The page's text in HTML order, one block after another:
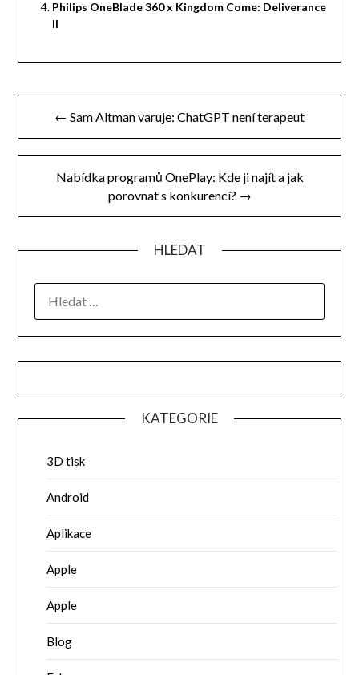
Philips OneBlade 360 x Kingdom Come: Deliverance
II
Navigace
pro
← Sam Altman varuje: ChatGPT není terapeut
Nabídka programů OnePlay: Kde ji najít a jak
porovnat s konkurencí? →
HLEDAT
KATEGORIE
3D tisk
Android
Aplikace
Apple
Apple
Blog